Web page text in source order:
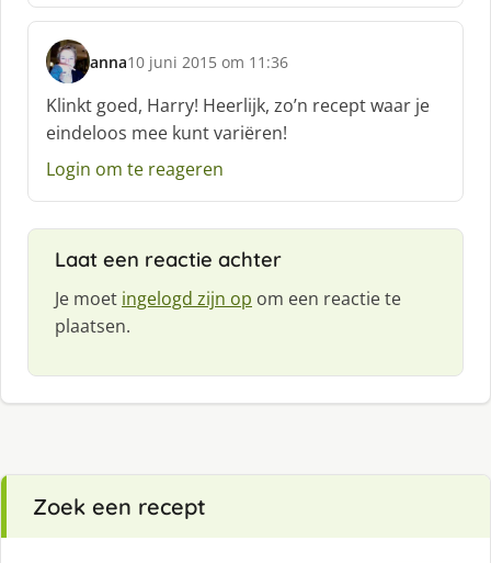
f
anna
s
c
h
r
e
:
10 juni 2015 om 11:36
Klinkt goed, Harry! Heerlijk, zo’n recept waar je
eindeloos mee kunt variëren!
Login om te reageren
Laat een reactie achter
Je moet ingelogd zijn op om een reactie te
plaatsen.
Zoek een recept